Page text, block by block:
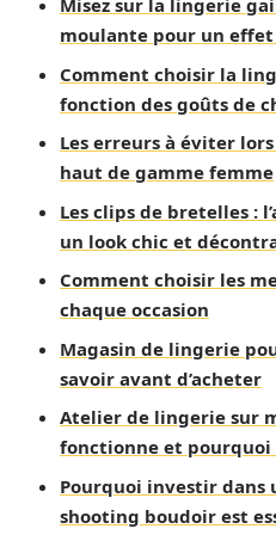
Misez sur la lingerie
moulante pour un
Comment choisir la
fonction des goûts de
Les erreurs à éviter
haut de gamme femme
Les clips de bretelles :
un look chic et
Comment choisir les
chaque occasion
Magasin de lingerie
savoir avant d’acheter
Atelier de lingerie sur
fonctionne et pourquoi
Pourquoi investir dans
shooting boudoir est